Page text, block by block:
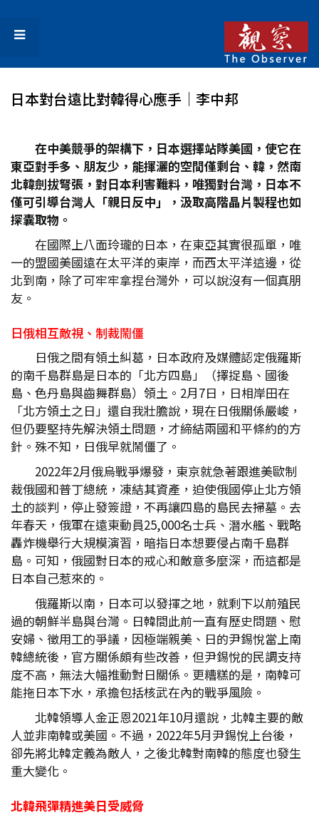
日本對台遠比對韓得心應手│李中邦
在中美競爭的架構下，日本選擇站隊美國，使它在
東亞對手多、朋友少，能揮灑的空間僅剩台、韓，然南
北韓劍拔弩張，對日本利害難料，唯獨對台灣，日本不
僅可引導台灣人「親日反中」，汲取高階晶片製程也如
探囊取物。
在國際上八面玲瓏的日本，在東亞其實很孤單，唯
一的盟國美國遠在太平洋的東岸，而西太平洋這邊，從
北到南，除了可牢牢拿捏台灣外，可以說沒有一個真朋
友。
日俄相互敵視、制裁鬧僵
日俄之間有領土糾葛，日本政府及媒體認定俄羅斯
的南千島群島是日本的「北方四島」（擇捉島、國後
島、色丹島與齒舞群島）領土。2月7日，日相岸田在
「北方領土之日」還自我壯膽說，現在日俄關係嚴峻，
但仍要堅持先解決領土問題，才締結兩國和平條約的方
針。殊不知，日俄早就鬧僵了。
2022年2月俄烏戰爭爆發，東京就急著跟進美歐制
裁俄國和普丁總統，凍結其資產，迫使俄國停止北方領
土的談判，停止發簽證，不再讓四島的島民去掃墓。去
年春天，俄軍在遠東動員25,000名士兵、潛水艦、戰略
轟炸機舉行大規模演習，暗指日本想要侵占南千島群
島。可知，俄國對日本的戒心和敵意多麼深，而這都是
日本自己惹來的。
俄羅斯以南，日本可以發揮之地，就剩下以前殖民
過的朝鮮半島與台灣。日韓間此前一直有歷史問題、慰
安婦、徵用工的爭議，因極端親美、日的尹錫悅當上南
韓總統後，官方關係頗有些改善，但尹錫悅的民調支持
度不高，無法大幅推動對日關係。更糟糕的是，南韓可
能拖日本下水，承擔包括核武在內的戰爭風險。
北韓領導人金正恩2021年10月還說，北韓主要的敵
人並非南韓或美國。不過，2022年5月尹錫悅上台後，
卻先將北韓定義為敵人，之後北韓對南韓的態度也發生
重大變化。
北韓飛彈精進美日受威脅